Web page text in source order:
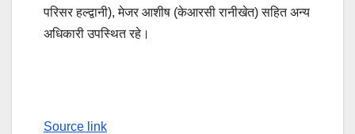
परिसर हल्द्वानी), मेजर आशीष (केआरसी रानीखेत) सहित अन्य
अधिकारी उपस्थित रहे।
Source link